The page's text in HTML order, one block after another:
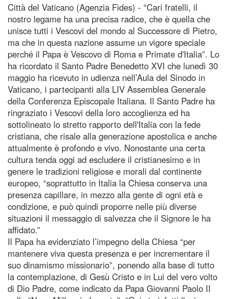
Città del Vaticano (Agenzia Fides) - “Cari fratelli, il
nostro legame ha una precisa radice, che è quella che
unisce tutti i Vescovi del mondo al Successore di Pietro,
ma che in questa nazione assume un vigore speciale
perché il Papa è Vescovo di Roma e Primate d'Italia”. Lo
ha ricordato il Santo Padre Benedetto XVI che lunedì 30
maggio ha ricevuto in udienza nell’Aula del Sinodo in
Vaticano, i partecipanti alla LIV Assemblea Generale
della Conferenza Episcopale Italiana. Il Santo Padre ha
ringraziato i Vescovi della loro accoglienza ed ha
sottolineato lo stretto rapporto dell'Italia con la fede
cristiana, che risale alla generazione apostolica e anche
attualmente è profondo e vivo. Nonostante una certa
cultura tenda oggi ad escludere il cristianesimo e in
genere le tradizioni religiose e morali dal continente
europeo, “soprattutto in Italia la Chiesa conserva una
presenza capillare, in mezzo alla gente di ogni età e
condizione, e può quindi proporre nelle più diverse
situazioni il messaggio di salvezza che il Signore le ha
affidato.”
Il Papa ha evidenziato l’impegno della Chiesa “per
mantenere viva questa presenza e per incrementare il
suo dinamismo missionario”, ponendo alla base di tutto
la contemplazione, di Gesù Cristo e in Lui del vero volto
di Dio Padre, come indicato da Papa Giovanni Paolo II